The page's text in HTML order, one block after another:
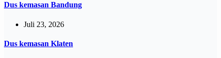
Dus kemasan Bandung
Juli 23, 2026
Dus kemasan Klaten